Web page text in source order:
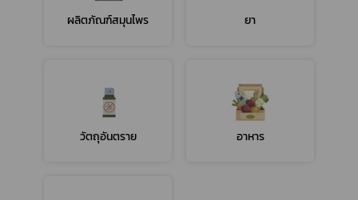
ผลิตภัณฑ์สมุนไพร ยา
วัตถุอันตราย อาหาร